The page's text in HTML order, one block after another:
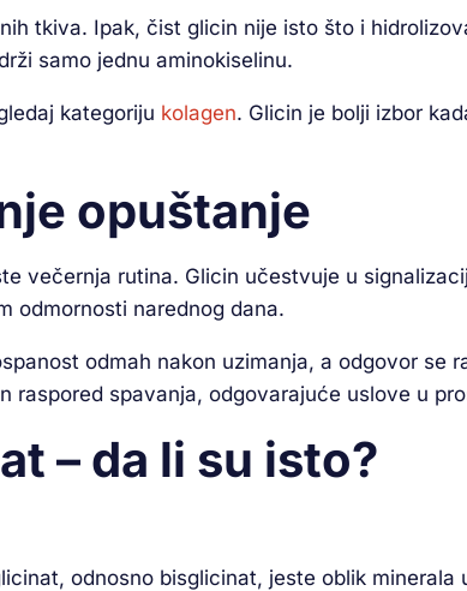
tkiva. Ipak, čist glicin nije isto što i
samo jednu aminokiselinu.
kategoriju kolagen. Glicin je bolji izbor
opuštanje
večernja rutina. Glicin učestvuje u
odmornosti narednog dana.
odmah nakon uzimanja, a odgovor se
spavanja, odgovarajuće uslove u
– da li su isto?
odnosno bisglicinat, jeste oblik